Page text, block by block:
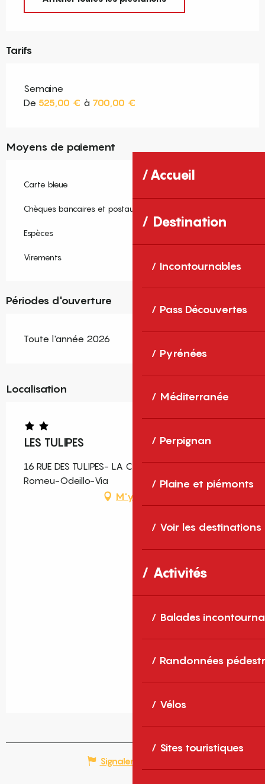
Accueil
Destination
Incontournables
Pass Découvertes
Pyrénées
Méditerranée
Perpignan
Plaine et piémonts
Voir les destinations
Activités
Balades
Randonnées
Vélos
Sites touristiques
Tarifs
Semaine
De 525,00 € à 700,00 €
Moyens de paiement
Carte bleue
Chèques bancaires et postaux
Espèces
Virements
Périodes d'ouverture
Toute l'année 2026
Localisation
LES TULIPES
16 RUE DES TULIPES- LA CALMA, 66120 Font-
Romeu-Odeillo-Via
M'y rendre
Signaler une erreur